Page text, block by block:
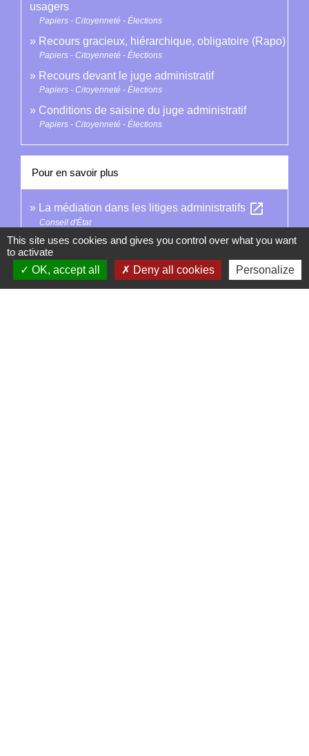
usagers
Papiers - Citoyenneté - Élections
Recours gracieux, hiérarchique, obligatoire (Rapo)
Papiers - Citoyenneté - Élections
Recours devant le juge administratif
Papiers - Citoyenneté - Élections
Conditions de saisine du juge administratif
Papiers - Citoyenneté - Élections
Pour en savoir plus
La médiation dans les litiges administratifs open_in_new
Conseil d'État
Charte éthique des médiateurs dans les litiges
administratifsopen_in_new
Conseil d'État
This site uses cookies and gives you control over what you want
to activate
OK, accept all
Deny all cookies Personalize